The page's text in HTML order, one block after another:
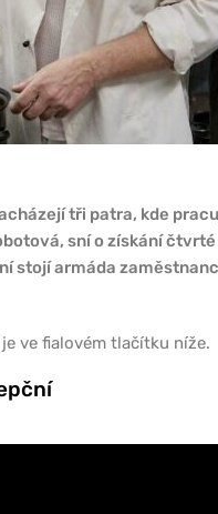
tři patra, kde
sní o získání
stojí armáda
ve fialovém tlačítku níže.